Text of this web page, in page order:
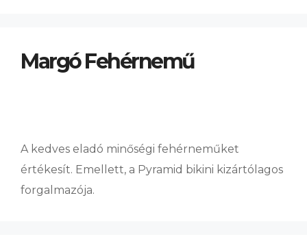
Margó Fehérnemű
A kedves eladó minőségi fehérneműket
értékesít. Emellett, a Pyramid bikini kizártólagos
forgalmazója.